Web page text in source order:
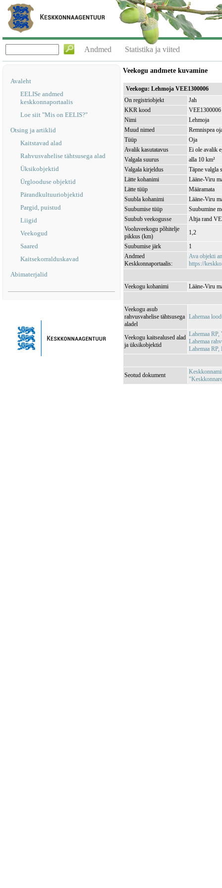
Andmed Statistika ja viited
Avaleht
EELISe andmed
keskkonnaportaalis
Loe siit "Mis on EELIS?"
Otsing ja artiklid
Kaitstavad alad
Rahvusvahelise tähtsusega alad
Üksikobjektid
Ürglooduse objektid
Pärandkultuuriobjektid
Pargid, puistud
Liigid
Veekogud
Saared
Kaitsekorralduskavad
Abimaterjalid
Veekogu andmete kuvamine
Veekogu: Lehmoja VEE1300006
On registriobjekt
Jah
KKR kood
VEE1300006
Nimi
Lehmoja
Muud nimed
Remnispea
Tüüp
Oja
Avalik kasutatavus
Ei ole avalik
Valgala suurus
alla 10 km²
Valgala kirjeldus
Täpne valgla
Lätte kohanimi
Lääne-Viru
Lätte tüüp
Määramata
Suubla kohanimi
Lääne-Viru
Suubumise tüüp
Suubumine
Suubub veekogusse
Altja rand
Vooluveekogu põhitelje
pikkus (km)
1,2
Suubumise järk
1
Andmed
Keskkonnaportaalis:
Ava objekti
https://
Veekogu kohanimi Lääne-Viru
Veekogu asub
rahvusvahelise tähtsusega
aladel
Lahemaa
Veekogu kaitsealused alad
ja üksikobjektid
Lahemaa
Lahemaa
Lahemaa
Seotud dokument